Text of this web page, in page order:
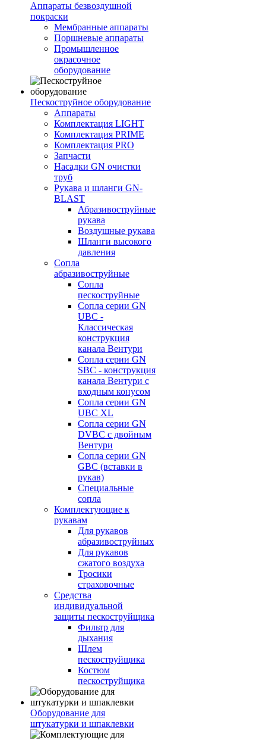
Аппараты безвоздушной
покраски
Мембранные аппараты
Поршневые аппараты
Промышленное
окрасочное
оборудование
Пескоструйное оборудование
Аппараты
Комплектация LIGHT
Комплектация PRIME
Комплектация PRO
Запчасти
Насадки GN очистки
труб
Рукава и шланги GN-
BLAST
Абразивоструйные
рукава
Воздушные рукава
Шланги высокого
давления
Сопла
абразивоструйные
Сопла
пескоструйные
Сопла серии GN
UBC -
Классическая
конструкция
канала Вентури
Сопла серии GN
SBC - конструкция
канала Вентури c
входным конусом
Сопла серии GN
UBC XL
Сопла серии GN
DVBC с двойным
Вентури
Сопла серии GN
GBC (вставки в
рукав)
Специальные
сопла
Комплектующие к
рукавам
Для рукавов
абразивоструйных
Для рукавов
сжатого воздуха
Тросики
страховочные
Средства
индивидуальной
защиты пескоструйщика
Фильтр для
дыхания
Шлем
пескоструйщика
Костюм
пескоструйщика
Оборудование для
штукатурки и шпаклевки